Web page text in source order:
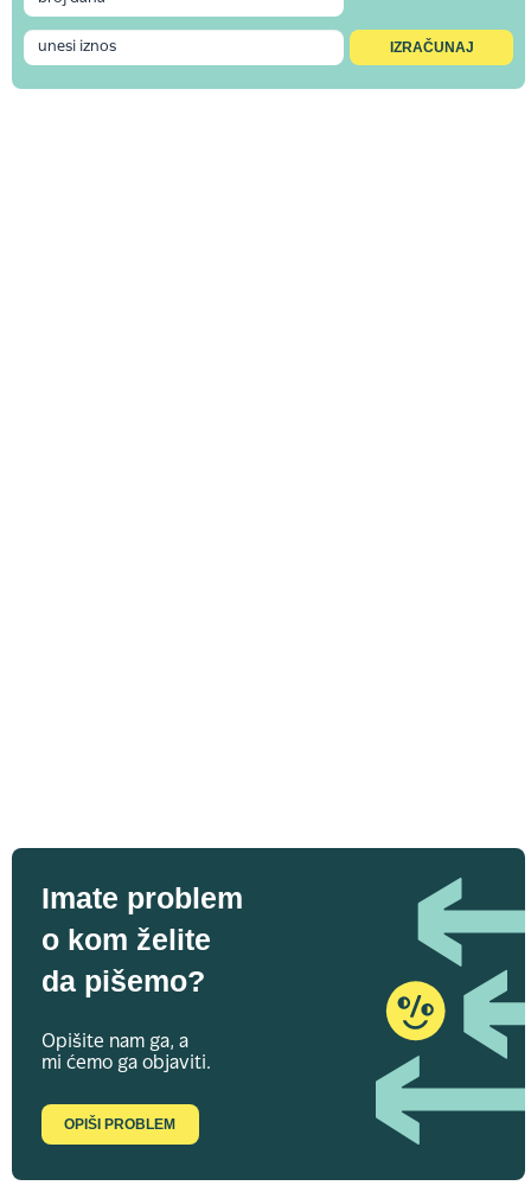
Imate problem
o kom želite
da pišemo?
Opišite nam ga, a
mi ćemo ga objaviti.
OPIŠI PROBLEM